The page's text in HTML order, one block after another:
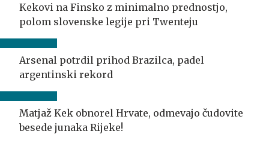
Kekovi na Finsko z minimalno prednostjo,
polom slovenske legije pri Twenteju
Arsenal potrdil prihod Brazilca, padel
argentinski rekord
Matjaž Kek obnorel Hrvate, odmevajo čudovite
besede junaka Rijeke!